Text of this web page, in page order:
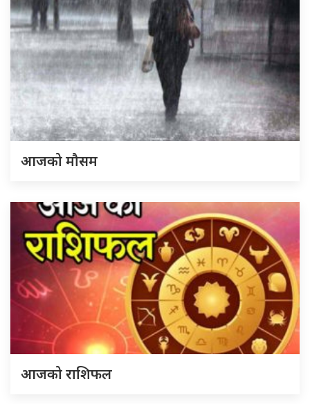
आजको मौसम
आजको राशिफल